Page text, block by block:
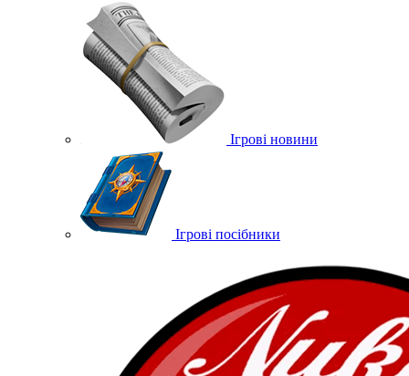
Ігрові новини
Ігрові посібники